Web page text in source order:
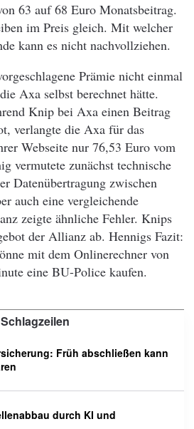
63 auf 68 Euro Monatsbeitrag.
im Preis gleich. Mit welcher
kann es nicht nachvollziehen.
Prämie nicht einmal
Axa selbst berechnet hätte.
Knip bei Axa einen Beitrag
verlangte die Axa für das
Webseite nur 76,53 Euro vom
vermutete zunächst technische
Datenübertragung zwischen
auch eine vergleichende
zeigte ähnliche Fehler. Knips
der Allianz ab. Hennigs Fazit:
mit dem Onlinerechner von
eine BU-Police kaufen.
Schlagzeilen
Früh abschließen kann
durch KI und